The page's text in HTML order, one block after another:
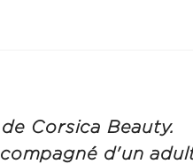
Corsica Beauty.
d'un